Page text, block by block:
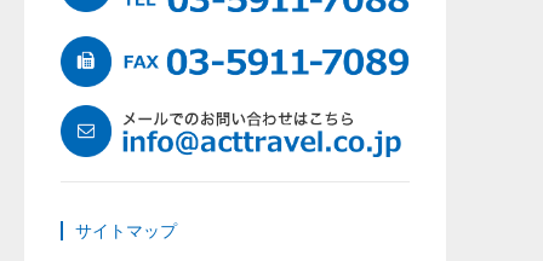
サイトマップ